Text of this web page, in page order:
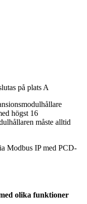
på plats A
högst 16
måste alltid
Modbus IP med PCD-
olika funktioner